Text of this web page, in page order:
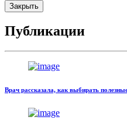
Закрыть
Публикации
Врач рассказала, как выбирать